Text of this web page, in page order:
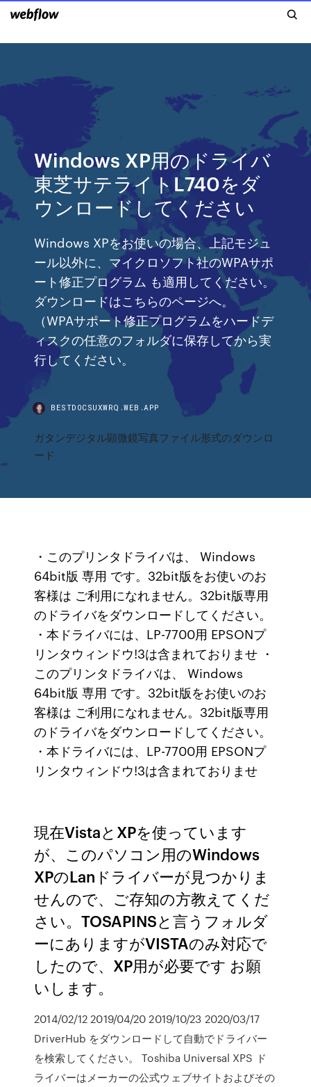
Windows XP用のドライバ
東芝サテライトL740をダ
ウンロードしてください
Windows XPをお使いの場合、上記モジュ
ール以外に、マイクロソフト社のWPAサポ
ート修正プログラム も適用してください。
ダウンロードはこちらのページへ。
（WPAサポート修正プログラムをハードデ
ィスクの任意のフォルダに保存してから実
行してください。
BESTDOCSUXWRQ.WEB.APP
ガタンデジタル顕微鏡写真ファイル形式のダウンロ
ード
・このプリンタドライバは、 Windows
64bit版 専用 です。32bit版をお使いのお
客様は ご利用になれません。32bit版専用
のドライバをダウンロードしてください。
・本ドライバには、LP-7700用 EPSONプ
リンタウィンドウ!3は含まれておりませ ・
このプリンタドライバは、 Windows
64bit版 専用 です。32bit版をお使いのお
客様は ご利用になれません。32bit版専用
のドライバをダウンロードしてください。
・本ドライバには、LP-7700用 EPSONプ
リンタウィンドウ!3は含まれておりませ
現在VistaとXPを使っています
が、このパソコン用のWindows
XPのLanドライバーが見つかりま
せんので、ご存知の方教えてくだ
さい。TOSAPINSと言うフォルダ
ーにありますがVISTAのみ対応で
したので、XP用が必要です お願
いします。
2014/02/12 2019/04/20 2019/10/23 2020/03/17
DriverHub をダウンロードして自動でドライバー
を検索してください。 Toshiba Universal XPS ド
ライバーはメーカーの公式ウェブサイトおよびその